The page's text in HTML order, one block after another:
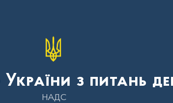
з питань
НАДС